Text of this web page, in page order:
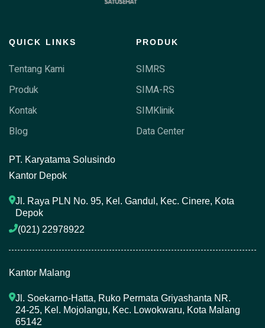
QUICK LINKS
Tentang Kami
Produk
Kontak
Blog
PRODUK
SIMRS
SIMA-RS
SIMKlinik
Data Center
PT. Karyatama Solusindo
Kantor Depok
Jl. Raya PLN No. 95, Kel. Gandul, Kec. Cinere, Kota
Depok
(021) 22978922
Kantor Malang
Jl. Soekarno-Hatta, Ruko Permata Griyashanta NR.
24-25, Kel. Mojolangu, Kec. Lowokwaru, Kota Malang
65142